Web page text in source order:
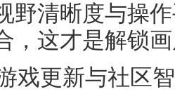
野清晰度与操
，这才是解锁
戏更新与社区